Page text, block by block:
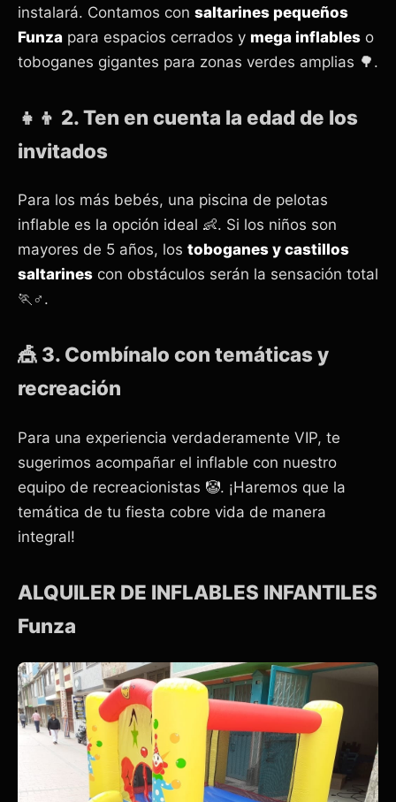
instalará. Contamos con saltarines pequeños
Funza para espacios cerrados y mega inflables o
toboganes gigantes para zonas verdes amplias 🌳.
👧👦 2. Ten en cuenta la edad de los
invitados
Para los más bebés, una piscina de pelotas
inflable es la opción ideal 👶. Si los niños son
mayores de 5 años, los toboganes y castillos
saltarines con obstáculos serán la sensación total
🏃♂️.
🎪 3. Combínalo con temáticas y
recreación
Para una experiencia verdaderamente VIP, te
sugerimos acompañar el inflable con nuestro
equipo de recreacionistas 🤡. ¡Haremos que la
temática de tu fiesta cobre vida de manera
integral!
ALQUILER DE INFLABLES INFANTILES
Funza